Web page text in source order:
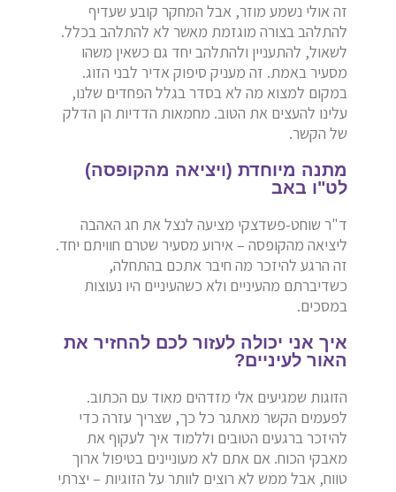
זה אולי נשמע מוזר, אבל המחקר קובע שעדיף
להתלהב בצורה מוגזמת מאשר לא להתלהב בכלל.
לשאול, להתעניין ולהתלהב יחד גם כשאין משהו
מסעיר באמת. זה מעניק סיפוק אדיר לבני הזוג.
במקום למצוא מה לא בסדר בגלל הפחדים שלנו,
עלינו להעצים את הטוב. מחמאות הדדיות הן הדלק
של הקשר.
מתנה מיוחדת (ויציאה מהקופסה)
לט"ו באב
ד"ר שוחט-פשדצקי מציעה לנצל את חג האהבה
ליציאה מהקופסה – אירוע מסעיר שטרם חוויתם יחד.
זה הרגע להיזכר מה חיבר אתכם בהתחלה,
כשדיברתם מהעיניים ולא כשהעיניים היו נעוצות
במסכים.
איך אני יכולה לעזור לכם להחזיר את
האור לעיניים?
הזוגות שמגיעים אלי מזדהים מאוד עם הכתוב.
לפעמים הקשר מאתגר כל כך, שצריך עזרה כדי
להיזכר ברגעים הטובים וללמוד איך לעקוף את
מאבקי הכוח. אם אתם לא מעוניינים בטיפול ארוך
טווח, אבל ממש לא רוצים לוותר על הזוגיות – יצרתי